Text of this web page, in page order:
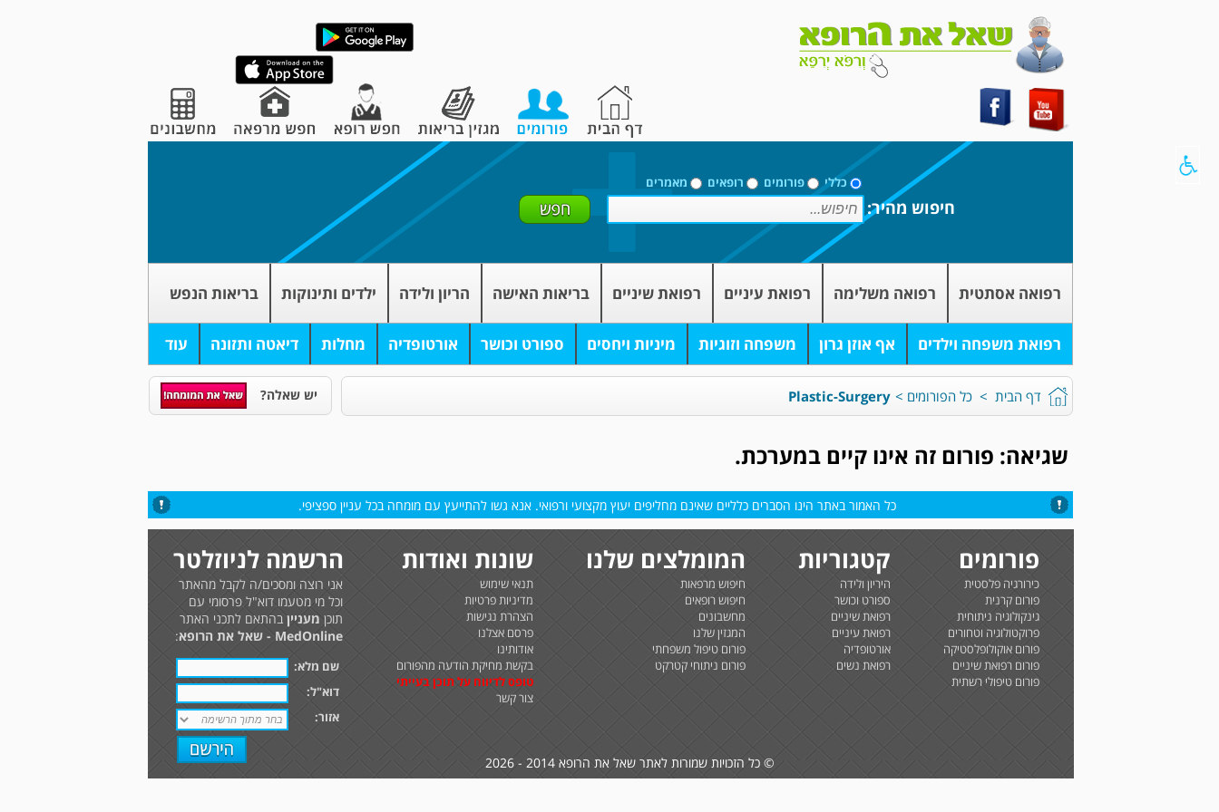
כללי פורומים רופאים מאמרים
חיפוש מהיר:
רפואה אסתטית רפואה משלימה רפואת עיניים רפואת שיניים בריאות האישה הריון ולידה ילדים ותינוקות בריאות הנפש
רפואת משפחה וילדים אף אוזן גרון משפחה וזוגיות מיניות ויחסים ספורט וכושר אורטופדיה מחלות דיאטה ותזונה עוד
דף הבית > כל הפורומים >
Plastic-Surgery יש שאלה?
שגיאה: פורום זה אינו קיים במערכת.
כל האמור באתר הינו הסברים כלליים שאינם מחליפים יעוץ מקצועי ורפואי. אנא גשו להתייעץ עם מומחה בכל עניין ספציפי.
פורומים
כירורגיה פלסטית
פורום קרנית
גינקולוגיה ניתוחית
פרוקטולוגיה וטחורים
פורום אוקולופלסטיקה
פורום רפואת שיניים
פורום טיפולי רשתית
קטגוריות
היריון ולידה
ספורט וכושר
רפואת שיניים
רפואת עיניים
אורטופדיה
רפואת נשים
המומלצים שלנו
חיפוש מרפאות
חיפוש רופאים
מחשבונים
המגזין שלנו
פורום טיפול משפחתי
פורום ניתוחי קטרקט
שונות ואודות
תנאי שימוש
מדיניות פרטיות
הצהרת נגישות
פרסם אצלנו
אודותינו
בקשת מחיקת הודעה מהפורום
טופס לדיווח על תוכן בעייתי
צור קשר
הרשמה לניוזלטר
אני רוצה ומסכים/ה לקבל מהאתר
וכל מי מטעמו דוא"ל פרסומי עם
תוכן מענייןבהתאם לתכני האתר
MedOnline - שאל את הרופא
:
שם מלא:
דוא"ל:
אזור:
© כל הזכויות שמורות לאתר שאל את הרופא 2014 - 2026